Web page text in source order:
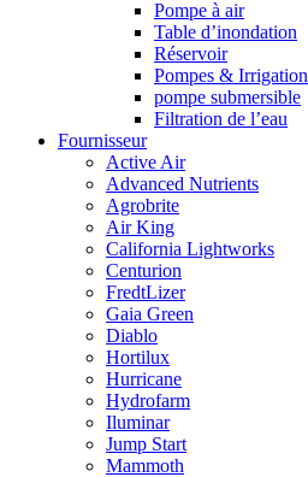
Pompe à air
Table d’inondation
Réservoir
Pompes & Irrigation
pompe submersible
Filtration de l’eau
Fournisseur
Active Air
Advanced Nutrients
Agrobrite
Air King
California Lightworks
Centurion
FredtLizer
Gaia Green
Diablo
Hortilux
Hurricane
Hydrofarm
Iluminar
Jump Start
Mammoth